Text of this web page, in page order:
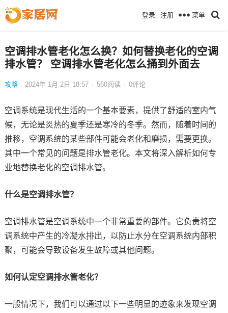
登录 注册 菜单
空调排水管老化怎么换？如何替换老化的空调
排水管？ 空调排水管老化怎么捅到外面去
攻略 2024年 1月 2日 18:57 · 560阅读 · 0评论
空调系统是现代生活的一个基本要素，提供了舒适的室内气
候，无论是炎热的夏季还是寒冷的冬季。然而，随着时间的
推移，空调系统的某些部件可能会老化和磨损，需要更换。
其中一个常见的问题是排水管老化。本文将深入解析如何专
业地替换老化的空调排水管。
什么是空调排水管？
空调排水管是空调系统中一个非常重要的部件。它负责将空
调系统中产生的冷凝水排出，以防止水分在空调系统内部积
聚，可能会导致设备发生故障或其他问题。
如何认定空调排水管老化？
一般情况下，我们可以通过以下一些明显的迹象来发现空调